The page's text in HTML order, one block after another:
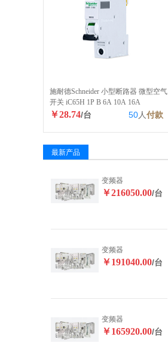
施耐德Schneider 小型断路器 微型空气
开关 iC65H 1P B 6A 10A 16A
￥28.74/台 50人付款
最新产品
变频器
￥216050.00/台
变频器
￥191040.00/台
变频器
￥165920.00/台